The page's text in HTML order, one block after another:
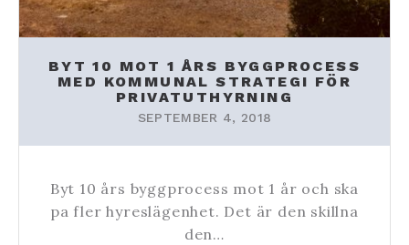
BYT 10 MOT 1 ÅRS BYGGPROCESS
MED KOMMUNAL STRATEGI FÖR
PRIVATUTHYRNING
SEPTEMBER 4, 2018
Byt 10 års byggprocess mot 1 år och ska
pa fler hyreslägenhet. Det är den skillna
den…